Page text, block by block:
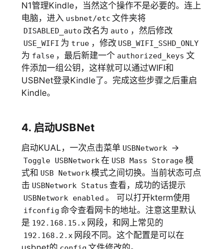
N1管理Kindle，当然这个操作不是必要的。连上
电脑，进入 usbnet/etc 文件夹将
DISABLED_auto 改名为 auto ，然后修改
USE_WIFI 为 true ，修改 USB_WIFI_SSHD_ONLY
为 false ，最后新建一个 authorized_keys 文
件添加一组公钥，这样就可以通过WIFI和
USBNet登录Kindle了。完成这些步骤之后重启
Kindle。
4. 启动USBNet
启动KUAL，一次点击菜单 USBNetwork ->
Toggle USBNetwork 在 USB Mass Storage 模
式和 USB Network 模式之间切换。当前状态可点
击 USBNetwork Status 查看，成功的话提示
USBNetwork enabled 。 可以打开kterm使用
ifconfig 命令查看网卡的地址。注意这里默认
是 192.168.15.x 网段，和网上常见的
192.168.2.x 网段不同。这个配置是可以在